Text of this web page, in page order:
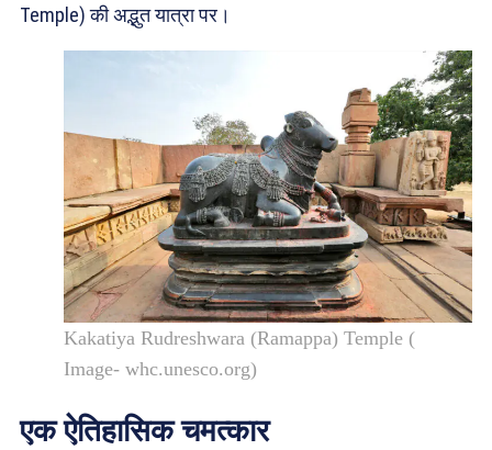
Temple) की अद्भुत यात्रा पर।
Kakatiya Rudreshwara (Ramappa) Temple (
Image- whc.unesco.org)
एक ऐतिहासिक चमत्कार